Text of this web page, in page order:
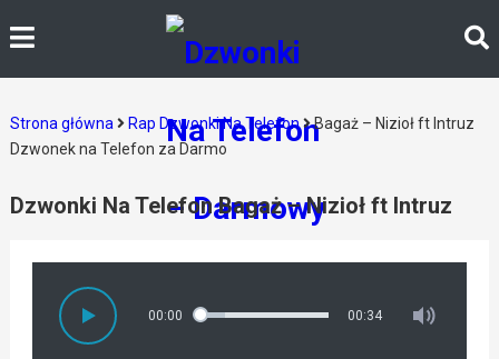
Strona główna Rap Dzwonki Na Telefon
Bagaż – Nizioł ft Intruz
Dzwonek na Telefon za Darmo
Dzwonki Na Telefon Bagaż – Nizioł ft Intruz
00:00 00:34